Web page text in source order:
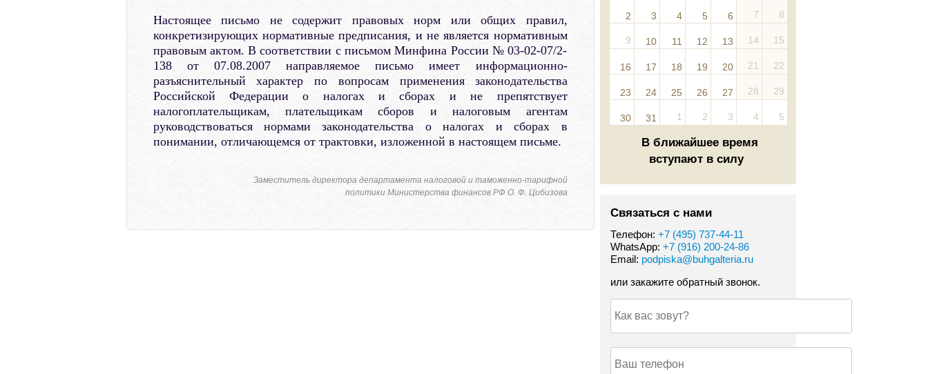
Настоящее письмо не содержит правовых норм или общих правил,
конкретизирующих нормативные предписания, и не является нормативным
правовым актом. В соответствии с письмом Минфина России № 03-02-07/2-
138 от 07.08.2007 направляемое письмо имеет информационно-
разъяснительный характер по вопросам применения законодательства
Российской Федерации о налогах и сборах и не препятствует
налогоплательщикам, плательщикам сборов и налоговым агентам
руководствоваться нормами законодательства о налогах и сборах в
понимании, отличающемся от трактовки, изложенной в настоящем письме.
Заместитель директора департамента налоговой и таможенно-тарифной
политики Министерства финансов РФ О. Ф. Цибизова
2 3 4 5 6 7 8
9 10 11 12 13 14 15
16 17 18 19 20 21 22
23 24 25 26 27 28 29
30 31 1 2 3 4 5
В ближайшее время
вступают в силу
Связаться с нами
Телефон: +7 (495) 737-44-11
WhatsApp: +7 (916) 200-24-86
Email: podpiska@buhgalteria.ru
или закажите обратный звонок.